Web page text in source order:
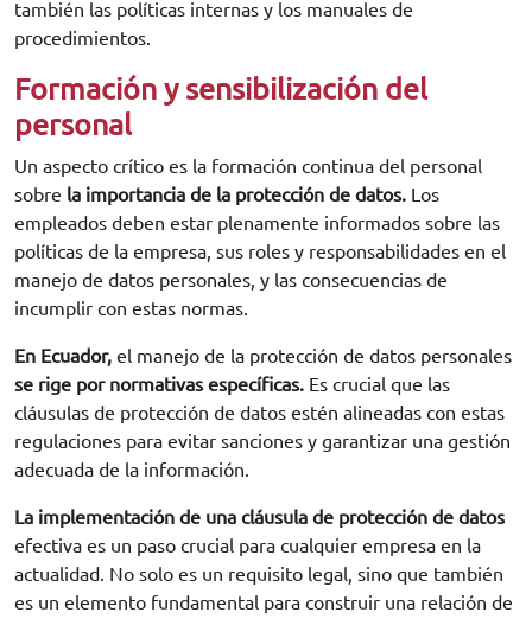
también las políticas internas y los manuales de
procedimientos.
Formación y sensibilización del
personal
Un aspecto crítico es la formación continua del personal
sobre la importancia de la protección de datos. Los
empleados deben estar plenamente informados sobre las
políticas de la empresa, sus roles y responsabilidades en el
manejo de datos personales, y las consecuencias de
incumplir con estas normas.
En Ecuador, el manejo de la protección de datos personales
se rige por normativas específicas. Es crucial que las
cláusulas de protección de datos estén alineadas con estas
regulaciones para evitar sanciones y garantizar una gestión
adecuada de la información.
La implementación de una cláusula de protección de datos
efectiva es un paso crucial para cualquier empresa en la
actualidad. No solo es un requisito legal, sino que también
es un elemento fundamental para construir una relación de